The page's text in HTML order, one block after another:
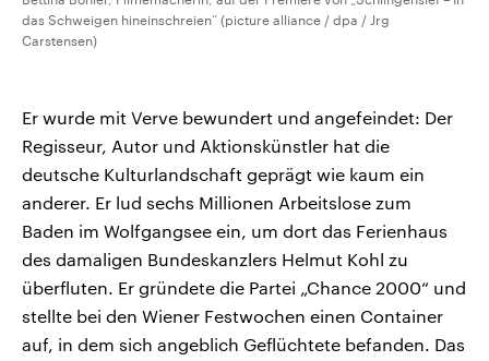
das Schweigen hineinschreien“ (picture alliance / dpa / Jrg
Carstensen)
Er wurde mit Verve bewundert und angefeindet: Der
Regisseur, Autor und Aktionskünstler hat die
deutsche Kulturlandschaft geprägt wie kaum ein
anderer. Er lud sechs Millionen Arbeitslose zum
Baden im Wolfgangsee ein, um dort das Ferienhaus
des damaligen Bundeskanzlers Helmut Kohl zu
überfluten. Er gründete die Partei „Chance 2000“ und
stellte bei den Wiener Festwochen einen Container
auf, in dem sich angeblich Geflüchtete befanden. Das